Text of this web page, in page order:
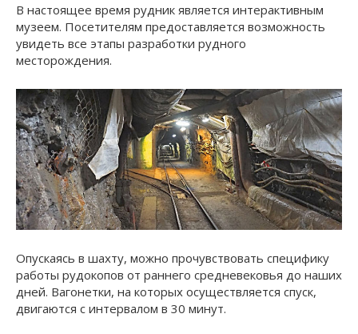
В настоящее время рудник является интерактивным
музеем. Посетителям предоставляется возможность
увидеть все этапы разработки рудного
месторождения.
Опускаясь в шахту, можно прочувствовать специфику
работы рудокопов от раннего средневековья до наших
дней. Вагонетки, на которых осуществляется спуск,
двигаются с интервалом в 30 минут.